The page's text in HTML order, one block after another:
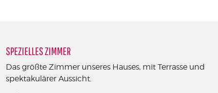
SPEZIELLES ZIMMER
Das größte Zimmer unseres Hauses, mit Terrasse und
spektakulärer Aussicht.